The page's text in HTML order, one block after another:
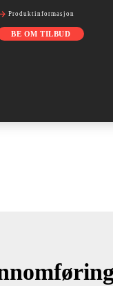
Produktinformasjon
BE OM TILBUD